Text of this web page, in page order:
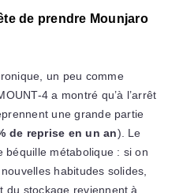
de prendre Mounjaro
un peu comme
4 a montré qu’à l’arrêt
une grande partie
de reprise en un an). Le
béquille métabolique : si on
habitudes solides,
du stockage reviennent à